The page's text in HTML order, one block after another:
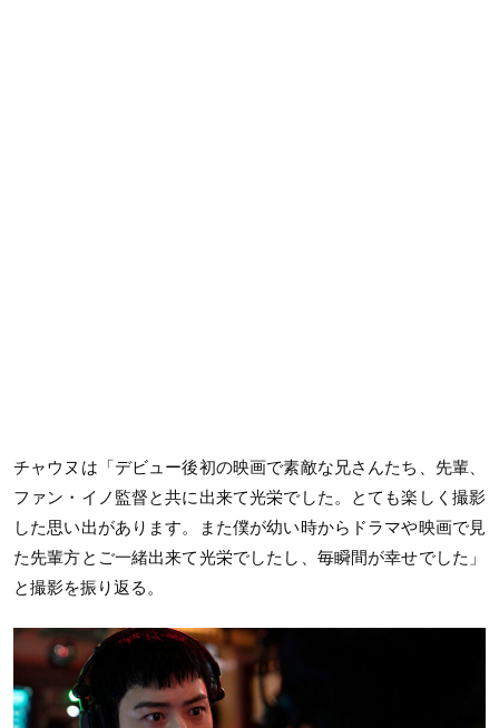
チャウヌは「デビュー後初の映画で素敵な兄さんたち、先輩、
ファン・イノ監督と共に出来て光栄でした。とても楽しく撮影
した思い出があります。また僕が幼い時からドラマや映画で見
た先輩方とご一緒出来て光栄でしたし、毎瞬間が幸せでした」
と撮影を振り返る。